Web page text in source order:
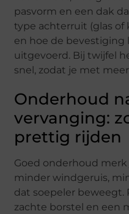
pasvorm en een dak
type achterruit (glas of
en hoe de bevestiging
uitgevoerd. Bij twijfel
snel, zodat je met
Onderhoud
vervanging:
prettig rijden
Goed onderhoud merk
minder windgeruis,
dat soepeler beweegt.
zachte borstel en een